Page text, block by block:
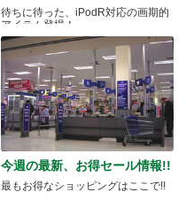
待ちに待った、iPodR対応の画期的
アイテム登場！
今週の最新、お得セール情報!!
最もお得なショッピングはここで!!